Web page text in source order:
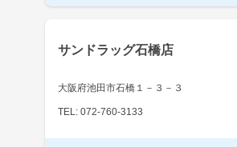
サンドラッグ石橋店
大阪府池田市石橋１－３－３
TEL: 072-760-3133